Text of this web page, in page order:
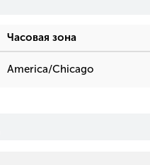
Часовая зона
America/Chicago